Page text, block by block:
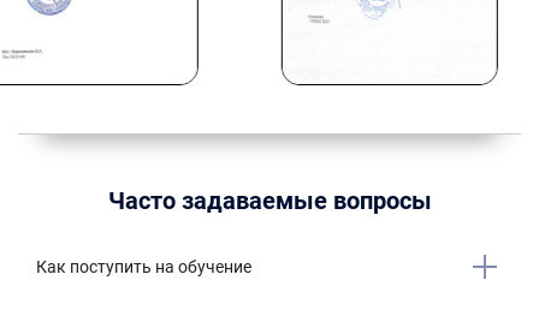
Часто задаваемые вопросы
Как поступить на обучение